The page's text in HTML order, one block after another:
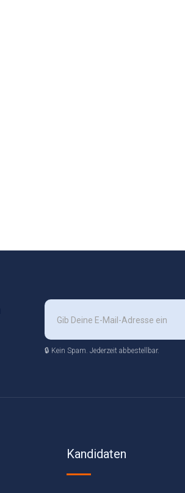
🔒 Kein Spam. Jederzeit abbestellbar.
Kandidaten